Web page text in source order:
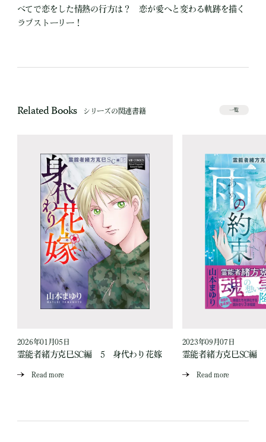
べてで恋をした情熱の行方は？ 恋が愛へと変わる軌跡を描く
ラブストーリー！
Related Books シリーズの関連書籍 一覧
2026年01月05日
霊能者緒方克巳SC編 5 身代わり花嫁
Read more
2023年09月07日
霊能者緒方克巳SC
Read more